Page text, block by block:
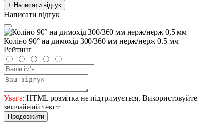
+ Написати відгук
Написати відгук
Коліно 90° на димохід 300/360 мм нерж/нерж 0,5 мм
Рейтинг
Увага: HTML розмітка не підтримується. Використовуйте
звичайний текст.
Продовжити